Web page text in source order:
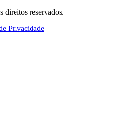
direitos reservados.
Privacidade